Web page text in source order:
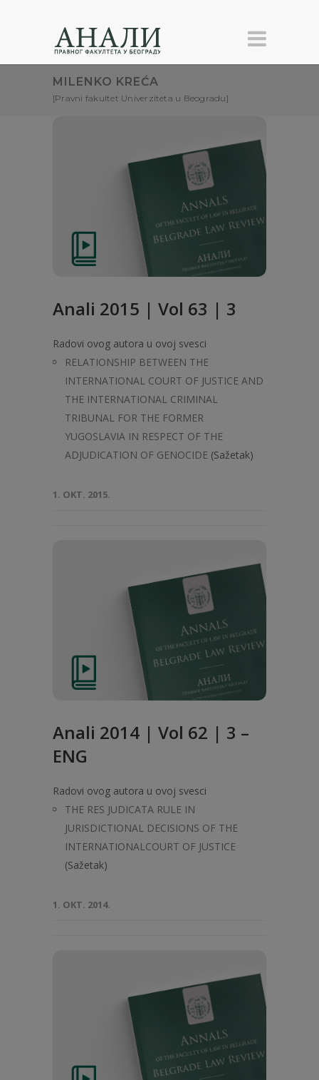
MILENKO KREĆA
[Pravni fakultet Univerziteta u Beogradu]
Anali 2015 | Vol 63 | 3
Radovi ovog autora u ovoj svesci
RELATIONSHIP BETWEEN THE
INTERNATIONAL COURT OF JUSTICE AND
THE INTERNATIONAL CRIMINAL
TRIBUNAL FOR THE FORMER
YUGOSLAVIA IN RESPECT OF THE
ADJUDICATION OF GENOCIDE (Sažetak)
1. OKT. 2015.
Anali 2014 | Vol 62 | 3 –
ENG
Radovi ovog autora u ovoj svesci
THE RES JUDICATA RULE IN
JURISDICTIONAL DECISIONS OF THE
INTERNATIONALCOURT OF JUSTICE
(Sažetak)
1. OKT. 2014.